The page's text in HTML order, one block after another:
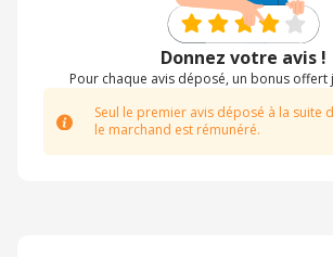
Donnez votre avis !
Pour chaque avis déposé, un bonus offert
Seul le premier avis déposé à la suite
le marchand est rémunéré.